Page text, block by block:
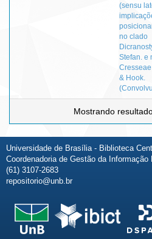
(sensu
no clado
Stefan. e
Cresseae
& Hook.
Mostrando
Universidade de Brasília - Biblioteca
Coordenadoria de Gestão da Informação
(61) 3107-2683
repositorio@unb.br